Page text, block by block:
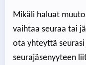
Mikäli haluat
vaihtaa seuraa tai
ota yhteyttä
seurajäsenyyteen